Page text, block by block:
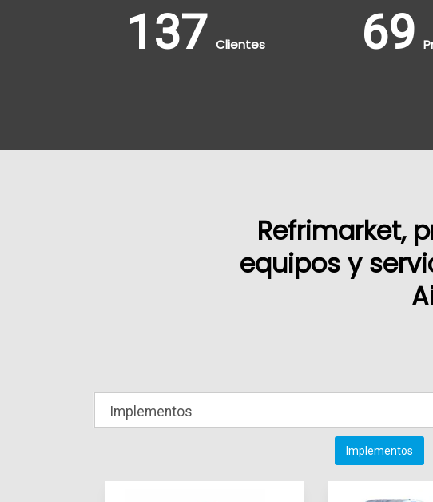
209 Clientes 105
Refrimarket,
equipos y
Implementos